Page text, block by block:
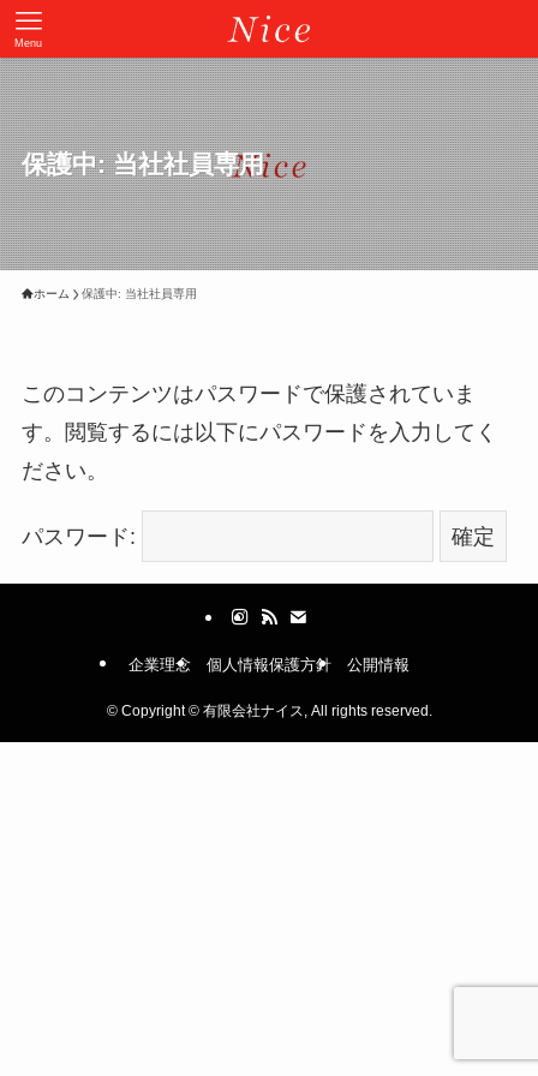
Menu
保護中: 当社社員専用
ホーム 保護中: 当社社員専用
このコンテンツはパスワードで保護されていま
す。閲覧するには以下にパスワードを入力してく
ださい。
パスワード:
企業理念 個人情報保護方針 公開情報
©Copyright © 有限会社ナイス, All rights reserved.